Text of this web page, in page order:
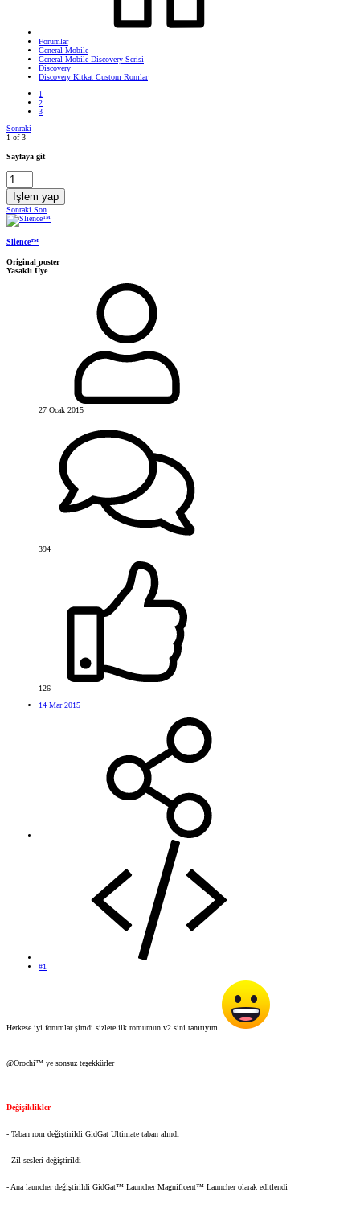
Forumlar
General Mobile
General Mobile Discovery Serisi
Discovery
Discovery Kitkat Custom Romlar
1
2
3
Sonraki
1 of 3
Sayfaya git
İşlem yap
Sonraki Son
Slience™
Original poster
Yasaklı Üye
27 Ocak 2015
394
126
14 Mar 2015
#1
Herkese iyi forumlar şimdi sizlere ilk romumun v2 sini tanıtıyım
@Orochi™ ye sonsuz teşekkürler
Değişiklikler
- Taban rom değiştirildi GidGat Ultimate taban alındı
- Zil sesleri değiştirildi
- Ana launcher değiştirildi GidGat™ Launcher Magnificent™ Launcher olarak editlendi